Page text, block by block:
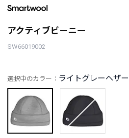
アクティブビーニー
SW66019002
選択中のカラー： ライトグレーヘザー